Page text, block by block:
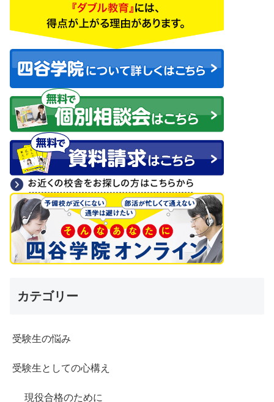
カテゴリー
受験生の悩み
受験生としての心構え
現役合格のために